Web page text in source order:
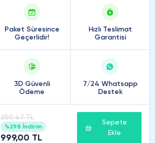
Paket Süresince
Geçerlidir!
Hızlı Teslimat
Garantisi
3D Güvenli
Ödeme
7/24 Whatsapp
Destek
250,47 TL
%298 İndirim
999,00 TL
Sepete
Ekle